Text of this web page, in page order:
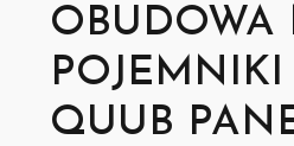
OBUDOWA
POJEMNIKI
QUUB